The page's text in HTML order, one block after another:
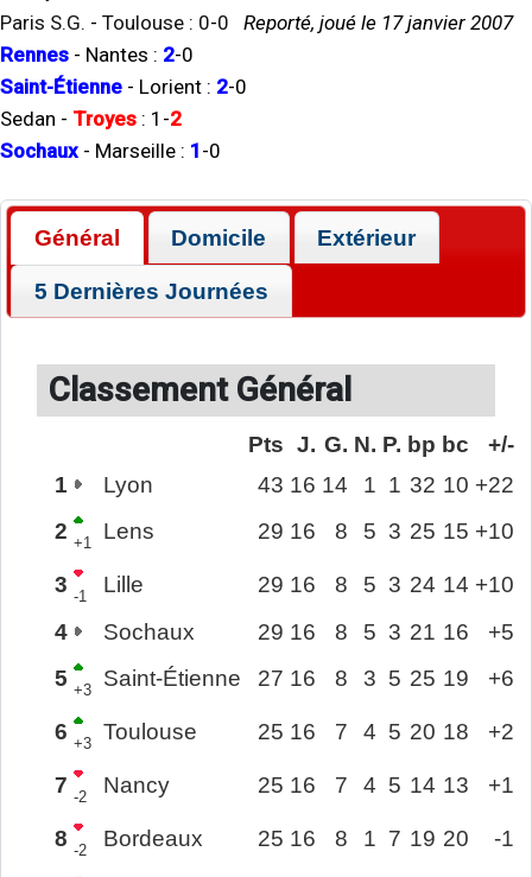
Paris S.G. - Toulouse : 0-0
Reporté, joué le 17 janvier 2007
Rennes - Nantes : 2-0
Saint-Étienne - Lorient : 2-0
Sedan - Troyes : 1 -2
Sochaux - Marseille : 1 -0
Général Domicile Extérieur
5 Dernières Journées
Classement Général
Pts J. G. N. P. bp bc
+/-
1
Lyon 43 16 14 1 1 32 10 +22
2 +1 Lens 29 16 8 5 3 25 15 +10
3 -1 Lille 29 16 8 5 3 24 14 +10
4
Sochaux 29 16 8 5 3 21 16
+5
5 +3 Saint-Étienne 27 16 8 3 5 25 19 +6
6 +3 Toulouse 25 16 7 4 5 20 18 +2
7 -2 Nancy 25 16 7 4 5 14 13 +1
8 -2 Bordeaux 25 16 8 1 7 19 20 -1